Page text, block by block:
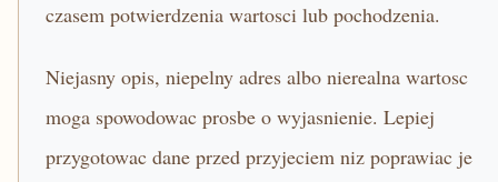
czasem potwierdzenia wartosci lub pochodzenia.
Niejasny opis, niepelny adres albo nierealna wartosc
moga spowodowac prosbe o wyjasnienie. Lepiej
przygotowac dane przed przyjeciem niz poprawiac je